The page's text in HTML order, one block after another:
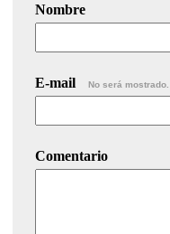
Nombre
E-mail No será mostrado.
Comentario